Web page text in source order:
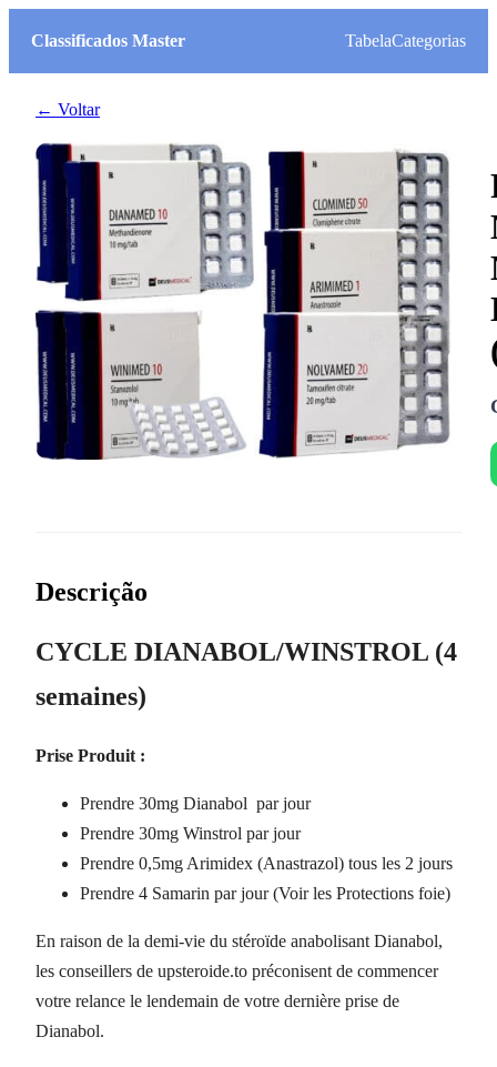
Classificados Master TabelaCategorias
← Voltar
Descrição
CYCLE DIANABOL/WINSTROL (4
semaines)
Prise Produit :
Prendre 30mg Dianabol par jour
Prendre 30mg Winstrol par jour
Prendre 0,5mg Arimidex (Anastrazol) tous les 2 jours
Prendre 4 Samarin par jour (Voir les Protections foie)
En raison de la demi-vie du stéroïde anabolisant Dianabol,
les conseillers de upsteroide.to préconisent de commencer
votre relance le lendemain de votre dernière prise de
Dianabol.